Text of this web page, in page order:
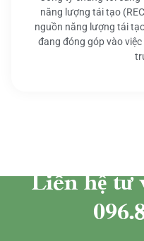
năng lượng tái tạo
nguồn năng lượng tái
đang đóng góp vào
Liên hệ tư